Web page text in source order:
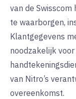
van de
te waarborgen,
Klantgegevens
noodzakelijk
van Nitro’s
overeenkomst.